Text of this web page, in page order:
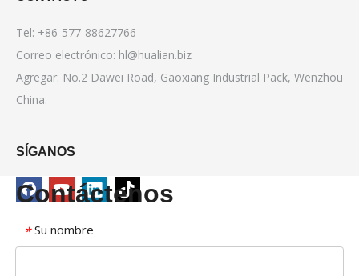
Tel: +86-577-88627766
Correo electrónico: hl@hualian.biz
Agregar: No.2 Dawei Road, Gaoxiang Industrial Pack, Wenzhou
China.
SÍGANOS
Contáctenos
* Su nombre